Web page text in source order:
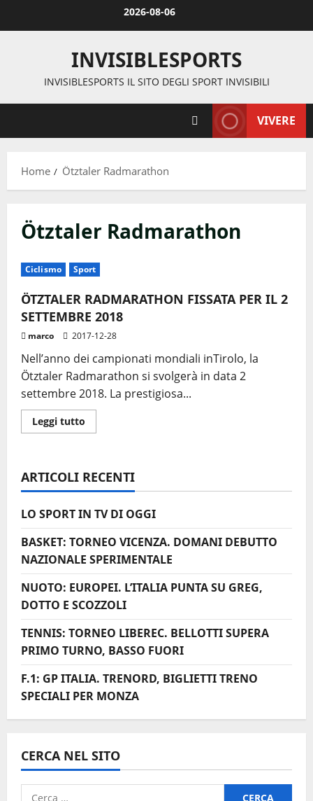
2026-08-06
INVISIBLESPORTS
INVISIBLESPORTS IL SITO DEGLI SPORT INVISIBILI
VIVERE
Home Ötztaler Radmarathon
Ötztaler Radmarathon
Ciclismo Sport
ÖTZTALER RADMARATHON FISSATA PER IL 2
SETTEMBRE 2018
marco 2017-12-28
Nell’anno dei campionati mondiali inTirolo, la
Ötztaler Radmarathon si svolgerà in data 2
settembre 2018. La prestigiosa...
Leggi tutto
di
RADMARATHON
FISSATA
PER
2
SETTEMBRE
2018
ARTICOLI RECENTI
LO SPORT IN TV DI OGGI
BASKET: TORNEO VICENZA. DOMANI DEBUTTO
NAZIONALE SPERIMENTALE
NUOTO: EUROPEI. L’ITALIA PUNTA SU GREG,
DOTTO E SCOZZOLI
TENNIS: TORNEO LIBEREC. BELLOTTI SUPERA
PRIMO TURNO, BASSO FUORI
F.1: GP ITALIA. TRENORD, BIGLIETTI TRENO
SPECIALI PER MONZA
CERCA NEL SITO
Ricerca